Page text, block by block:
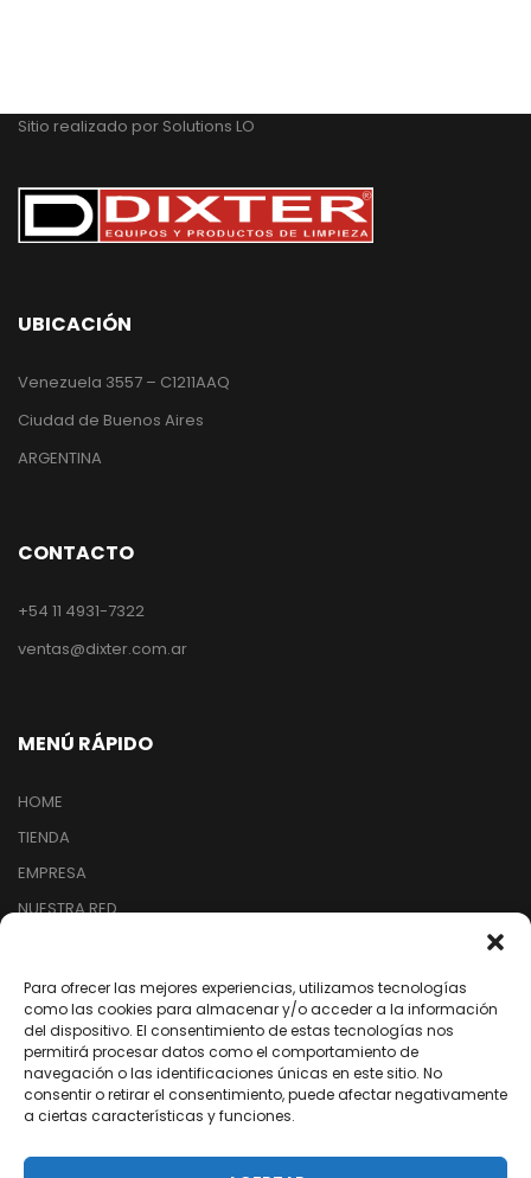
Para ofrecer las mejores experiencias, utilizamos tecnologías
como las cookies para almacenar y/o acceder a la información
del dispositivo. El consentimiento de estas tecnologías nos
permitirá procesar datos como el comportamiento de
navegación o las identificaciones únicas en este sitio. No
consentir o retirar el consentimiento, puede afectar negativamente
a ciertas características y funciones.
Sitio realizado por Solutions LO
UBICACIÓN
Venezuela 3557 – C1211AAQ
Ciudad de Buenos Aires
ARGENTINA
CONTACTO
+54 11 4931-7322
ventas@dixter.com.ar
MENÚ RÁPIDO
HOME
TIENDA
EMPRESA
NUESTRA RED
SEGUINOS EN REDES
/dixter.arg